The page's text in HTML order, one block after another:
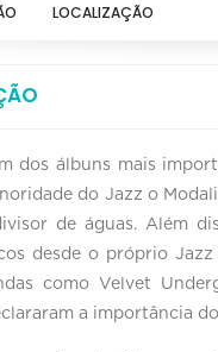
LOCALIZAÇÃO
dos álbuns mais
do Jazz o
de águas. Além
desde o próprio
como Velvet
a importância